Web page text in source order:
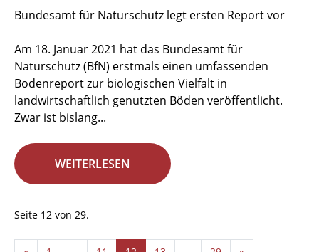
Bundesamt für Naturschutz legt ersten Report vor
Am 18. Januar 2021 hat das Bundesamt für
Naturschutz (BfN) erstmals einen umfassenden
Bodenreport zur biologischen Vielfalt in
landwirtschaftlich genutzten Böden veröffentlicht.
Zwar ist bislang...
WEITERLESEN
Seite 12 von 29.